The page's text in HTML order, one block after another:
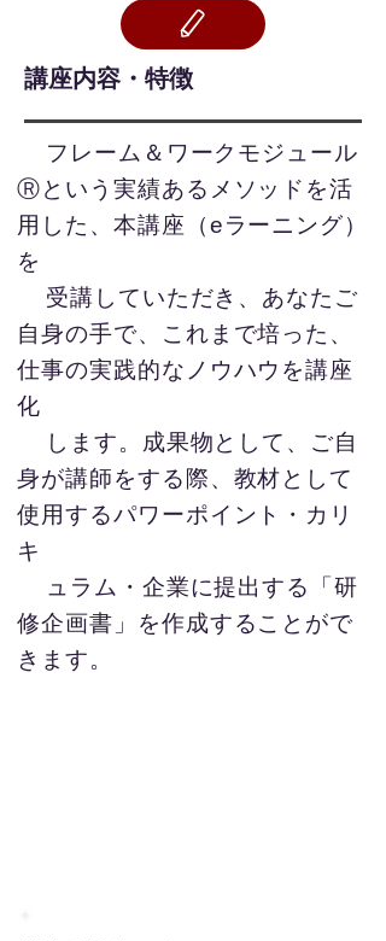
​講座内容・特徴
フレーム＆ワークモジュール
Ⓡという実績あるメソッドを活
用した、本講座（eラーニング）
を
受講していただき、あなたご
自身の手で、これまで培った、
仕事の実践的なノウハウを講座
化
します。成果物として、ご自
身が講師をする際、教材として
使用するパワーポイント・カリ
キ
ュラム・企業に提出する「研
修企画書」を作成することがで
きます。